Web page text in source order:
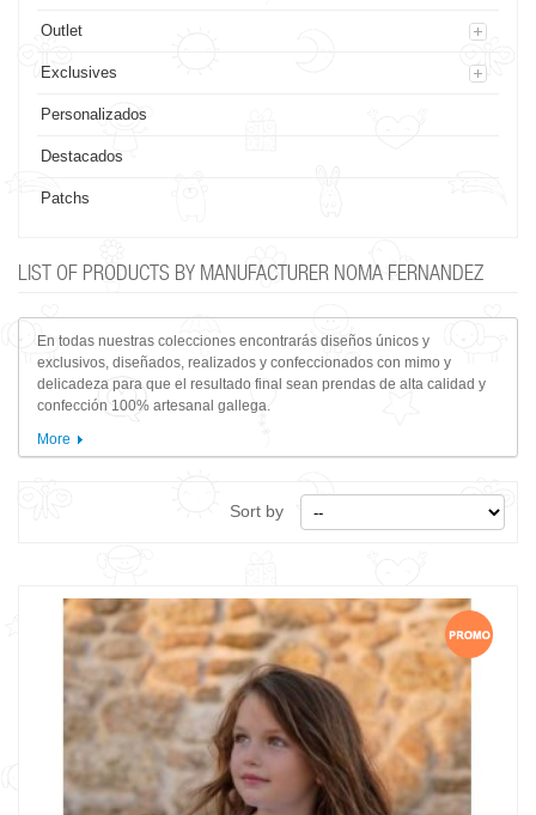
Outlet
Exclusives
Personalizados
Destacados
Patchs
LIST OF PRODUCTS BY MANUFACTURER NOMA FERNANDEZ
En todas nuestras colecciones encontrarás diseños únicos y
exclusivos, diseñados, realizados y confeccionados con mimo y
delicadeza para que el resultado final sean prendas de alta calidad y
confección 100% artesanal gallega.
More
Sort by